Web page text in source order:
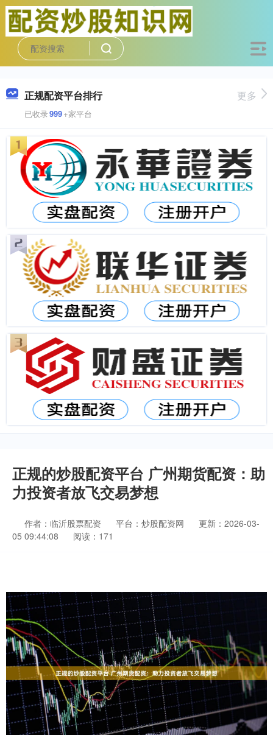
正规配资平台排行
已收录999+家平台
更多
正规的炒股配资平台 广州期货配资：助
力投资者放飞交易梦想
作者：临沂股票配资 平台：炒股配资网
更新：2026-03-
05 09:44:08
阅读：171